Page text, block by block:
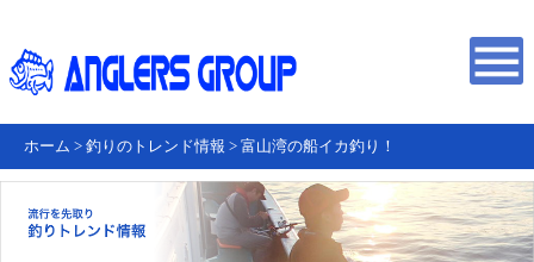
ホーム > 釣りのトレンド情報 > 富山湾の船イカ釣り！